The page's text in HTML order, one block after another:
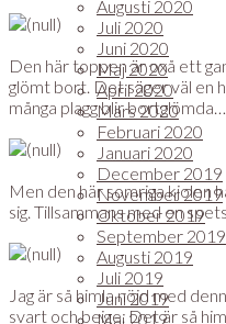
Augusti 2020
Juli 2020
Juni 2020
Maj 2020
April 2020
Mars 2020
Februari 2020
Januari 2020
December 2019
November 2019
Oktober 2019
September 2019
Augusti 2019
Juli 2019
Juni 2019
Maj 2019
Den här toppen är oxå ett
glömt bort. Det säger väl en
många plagg blir bortglömda…
Men den här somriga kjolen
sig. Tillsammans med en
Jag är så himla nöjd med
svart och beige. Det är så